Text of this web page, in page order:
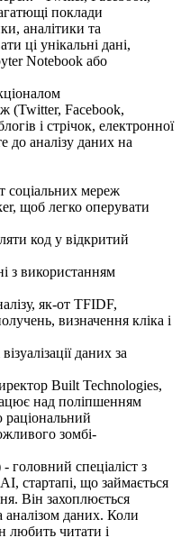
поклади
аналітики та
ці унікальні дані,
Notebook або
(Twitter, Facebook,
і стрічок, електронної
до аналізу даних на
соціальних мереж
щоб легко оперувати
код у відкритий
з використанням
як-от TFIDF,
визначення кліка і
даних за
Built Technologies,
над поліпшенням
зомбі-
спеціаліст з
стартапі, що займається
Він захоплюється
аналізом даних. Коли
любить читати і